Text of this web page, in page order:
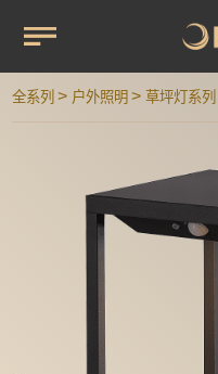
全系列 > 户外照明 >草坪灯系列